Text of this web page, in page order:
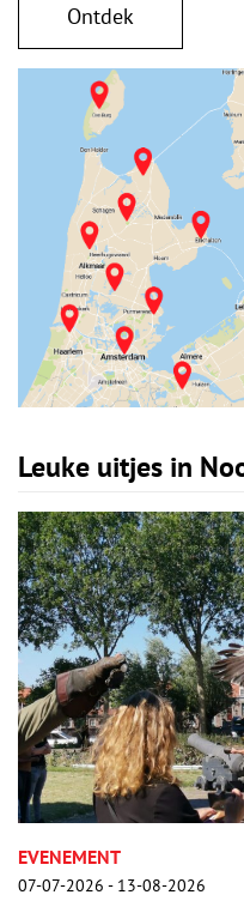
Ontdek
Leuke uitjes in
EVENEMENT
07-07-2026 - 13-08-2026